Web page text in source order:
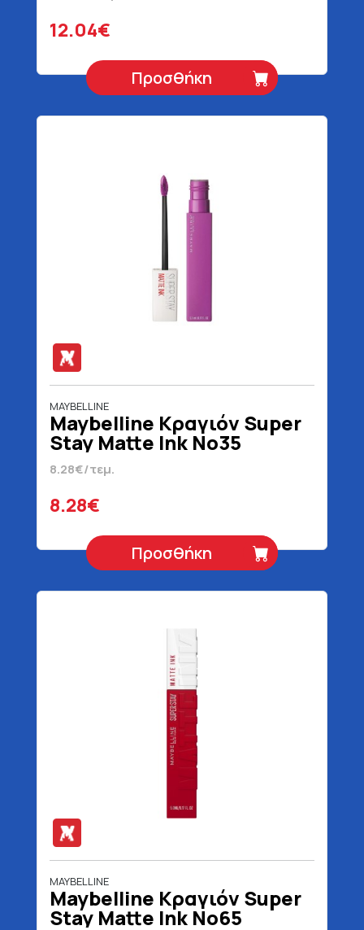
12.04€
Προσθήκη
MAYBELLINE
Maybelline Κραγιόν Super
Stay Matte Ink No35
Creator Blister 5 ml
8.28€/τεμ.
8.28€
Προσθήκη
MAYBELLINE
Maybelline Κραγιόν Super
Stay Matte Ink No65